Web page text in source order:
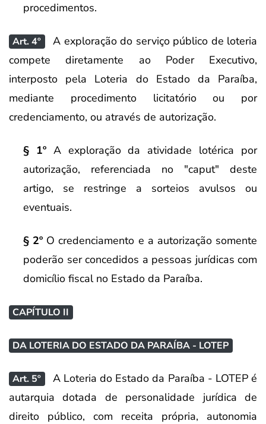
procedimentos.
Art. 4º
A exploração do serviço público de loteria
compete diretamente ao Poder Executivo,
interposto pela Loteria do Estado da Paraíba,
mediante procedimento licitatório ou por
credenciamento, ou através de autorização.
§ 1ºA exploração da atividade lotérica por
autorização, referenciada no "caput" deste
artigo, se restringe a sorteios avulsos ou
eventuais.
§ 2º O credenciamento e a autorização somente
poderão ser concedidos a pessoas jurídicas com
domicílio fiscal no Estado da Paraíba.
CAPÍTULO II
DA LOTERIA DO ESTADO DA PARAÍBA - LOTEP
Art. 5º
A Loteria do Estado da Paraíba - LOTEP é
autarquia dotada de personalidade jurídica de
direito público, com receita própria, autonomia